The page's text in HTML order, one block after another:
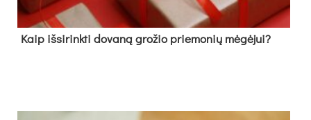
Kaip išsirinkti dovaną grožio priemonių mėgėjui?